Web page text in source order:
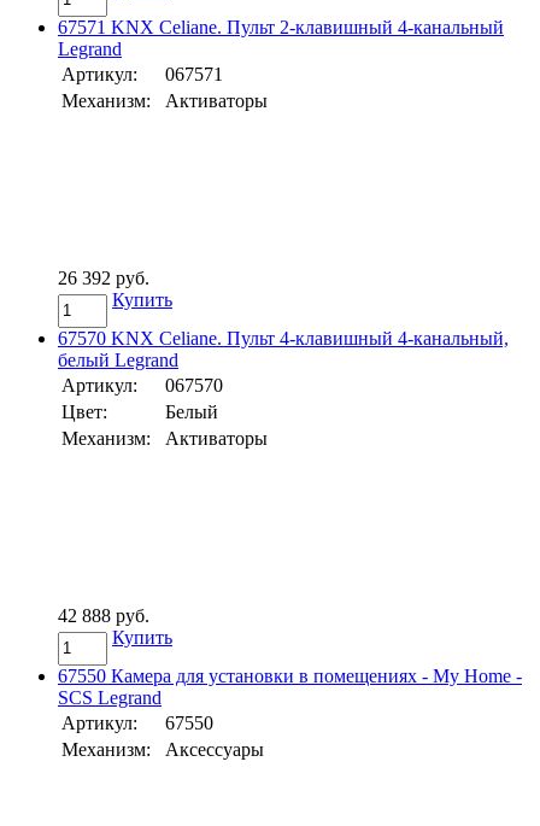
67571 KNX Celiane. Пульт 2-клавишный 4-канальный
Legrand
Артикул:
067571
Механизм:
Активаторы
26 392 руб.
Купить
67570 KNX Celiane. Пульт 4-клавишный 4-канальный,
белый Legrand
Артикул:
067570
Цвет:
Белый
Механизм:
Активаторы
42 888 руб.
Купить
67550 Камера для установки в помещениях - My Home -
SCS Legrand
Артикул:
67550
Механизм:
Аксессуары